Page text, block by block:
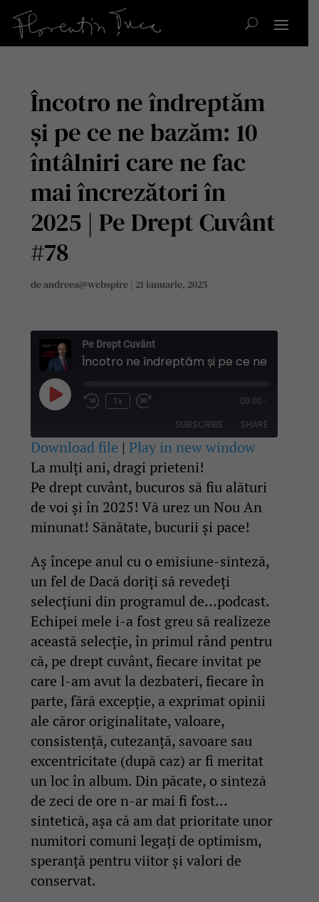
Încotro ne îndreptăm
și pe ce ne bazăm: 10
întâlniri care ne fac
mai încrezători în
2025 | Pe Drept Cuvânt
#78
deandreea@webspire | 21 ianuarie, 2025
Pe Drept Cuvânt
Play
Episode
Rewind
1x
Fast
seconds
00:00
SUBSCRIBE SHARE
RSS FEED
SHARE
LINK
EMBED
Download file |Play in new window
La mulți ani, dragi prieteni!
Pe drept cuvânt, bucuros să fiu alături
de voi și în 2025! Vă urez un Nou An
minunat! Sănătate, bucurii și pace!
Aș începe anul cu o emisiune-sinteză,
un fel de Dacă doriți să revedeți
selecțiuni din programul de…podcast.
Echipei mele i-a fost greu să realizeze
această selecție, în primul rând pentru
că, pe drept cuvânt, fiecare invitat pe
care l-am avut la dezbateri, fiecare în
parte, fără excepție, a exprimat opinii
ale căror originalitate, valoare,
consistență, cutezanță, savoare sau
excentricitate (după caz) ar fi meritat
un loc în album. Din păcate, o sinteză
de zeci de ore n-ar mai fi fost…
sintetică, așa că am dat prioritate unor
numitori comuni legați de optimism,
speranță pentru viitor și valori de
conservat.